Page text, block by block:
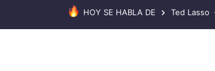
HOY SE HABLA DE Ted Lasso